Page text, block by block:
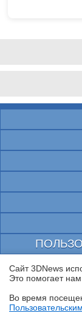
© 1997—2026
выдано Федеральной
массовых
Сайт 3DNews
Это помогает нам
Во время